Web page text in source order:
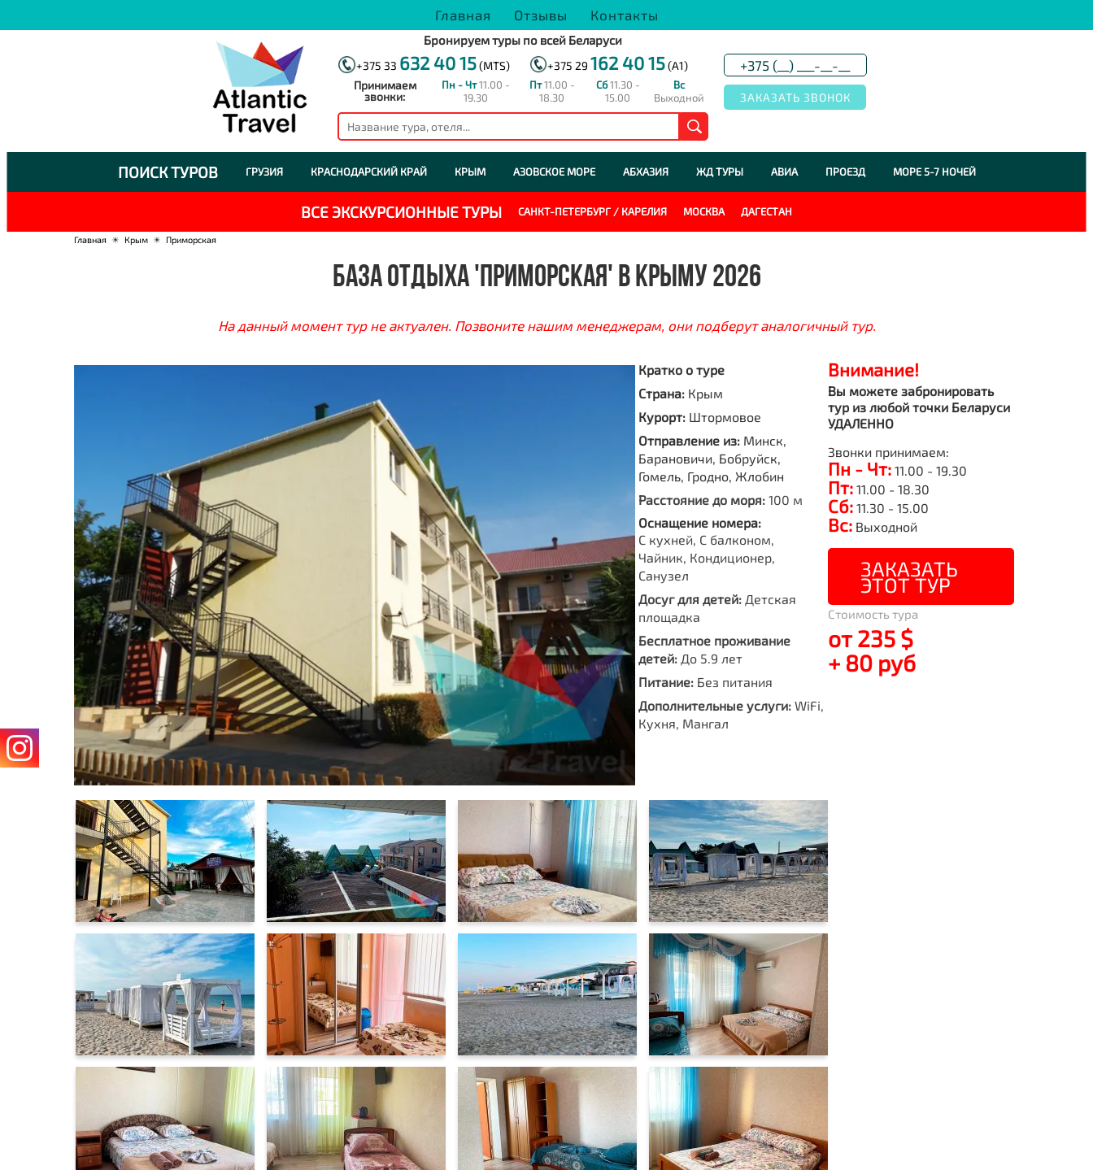
Главная Отзывы Контакты
Бронируем туры по всей Беларуси
+375 33 632 40 15(MTS) +375 29 162 40 15(A1)
Принимаем
звонки:
Пн - Чт11.00 -
19.30
Пт11.00 -
18.30
Сб11.30 -
15.00
Вс
Выходной
ПОИСК ТУРОВ ГРУЗИЯ КРАСНОДАРСКИЙ КРАЙ КРЫМ АЗОВСКОЕ МОРЕ АБХАЗИЯ ЖД ТУРЫ АВИА ПРОЕЗД МОРЕ 5-7 НОЧЕЙ
ВСЕ ЭКСКУРСИОННЫЕ ТУРЫ САНКТ-ПЕТЕРБУРГ / КАРЕЛИЯ МОСКВА ДАГЕСТАН
Главная ☀ Крым ☀ Приморская
БАЗА ОТДЫХА 'ПРИМОРСКАЯ' В КРЫМУ 2026
На данный момент тур не актуален. Позвоните нашим менеджерам, они подберут аналогичный тур.
Кратко о туре
Страна: Крым
Курорт: Штормовое
Отправление из: Минск,
Барановичи, Бобруйск,
Гомель, Гродно, Жлобин
Расстояние до моря:100 м
Оснащение номера:
С кухней, С балконом,
Чайник, Кондиционер,
Санузел
Досуг для детей:Детская
площадка
Бесплатное проживание
детей:До 5.9 лет
Питание:Без питания
Дополнительные услуги:WiFi,
Кухня, Мангал
Внимание!
Вы можете забронировать
тур из любой точки Беларуси
УДАЛЕННО
Звонки принимаем:
Пн - Чт:11.00 - 19.30
Пт:11.00 - 18.30
Сб:11.30 - 15.00
Вс:Выходной
ЗАКАЗАТЬ
ЭТОТ ТУР
Стоимость тура
от 235 $
+ 80 руб